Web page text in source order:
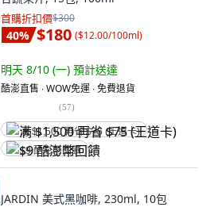
首購折扣價$300
40% $180 ($12.00/100ml)
明天 8/10 (一) 預計送達
酷澎直售 ∙ WOW免運 ∙ 免費退貨
(57)
满 $1,500 再省 $75 (王道卡)
$9 酷澎幣回饋
JARDIN 美式黑咖啡, 230ml, 10包